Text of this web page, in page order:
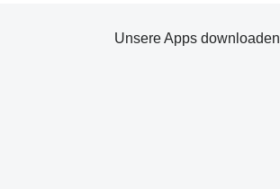
Unsere Apps downloaden